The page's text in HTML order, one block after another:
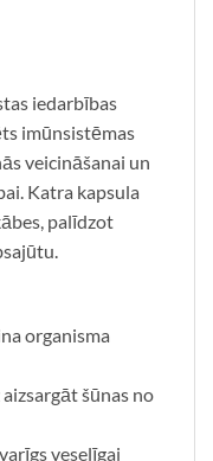
iedarbības
imūnsistēmas
veicināšanai un
Katra kapsula
palīdzot
organisma
šūnas no
veselīgai